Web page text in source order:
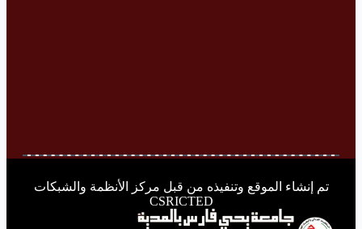
تم إنشاء الموقع وتنفيذه من قبل مركز الأنظمة والشبكات
CSRICTED